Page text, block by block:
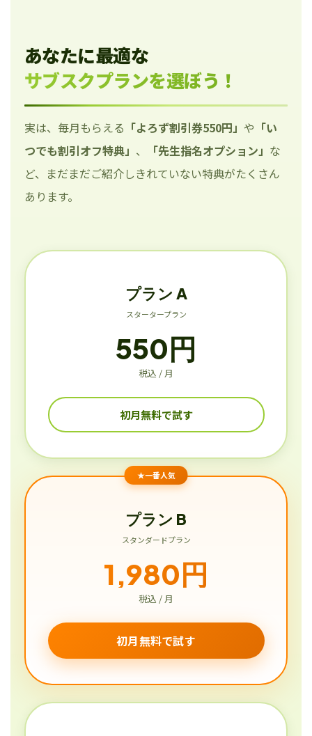
あなたに最適な
サブスクプランを選ぼう！
実は、毎月もらえる 「よろず割引券550円」 や 「い
つでも割引オフ特典」 、 「先生指名オプション」 な
ど、まだまだご紹介しきれていない特典がたくさん
あります。
プラン A
スタータープラン
550円
税込 / 月
初月無料で試す
★一番人気
プラン B
スタンダードプラン
1,980円
税込 / 月
初月無料で試す